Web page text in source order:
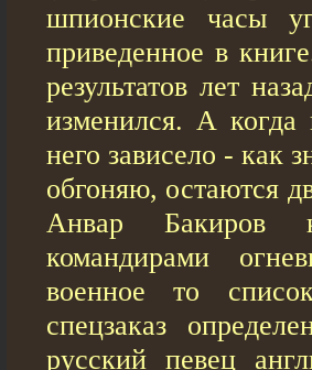
шпионские часы
приведенное в
результатов лет
изменился. А когда
него зависело - как
обгоняю, остаются
Анвар Бакиров
командирами
военное то
спецзаказ
русский певец